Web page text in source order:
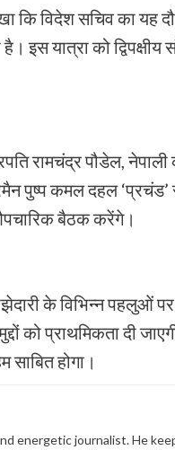
कि विदेश सचिव का यह
है। इस यात्रा को
रामचंद्र पौडेल,
पुष्प कमल दहल
बैठक करेंगे।
के विभिन्न पहलुओं पर
को प्राथमिकता दी
साबित होगा।
energetic journalist. He